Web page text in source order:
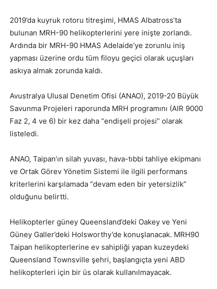
2019’da kuyruk rotoru titreşimi, HMAS Albatross’ta
bulunan MRH-90 helikopterlerini yere inişte zorlandı.
Ardında bir MRH-90 HMAS Adelaide’ye zorunlu iniş
yapması üzerine ordu tüm filoyu geçici olarak uçuşları
askıya almak zorunda kaldı.
Avustralya Ulusal Denetim Ofisi (ANAO), 2019-20 Büyük
Savunma Projeleri raporunda MRH programını (AIR 9000
Faz 2, 4 ve 6) bir kez daha “endişeli projesi” olarak
listeledi.
ANAO, Taipan’ın silah yuvası, hava-tıbbi tahliye ekipmanı
ve Ortak Görev Yönetim Sistemi ile ilgili performans
kriterlerini karşılamada “devam eden bir yetersizlik”
olduğunu belirtti.
Helikopterler güney Queensland’deki Oakey ve Yeni
Güney Galler’deki Holsworthy’de konuşlanacak. MRH90
Taipan helikopterlerine ev sahipliği yapan kuzeydeki
Queensland Townsville şehri, başlangıçta yeni ABD
helikopterleri için bir üs olarak kullanılmayacak.